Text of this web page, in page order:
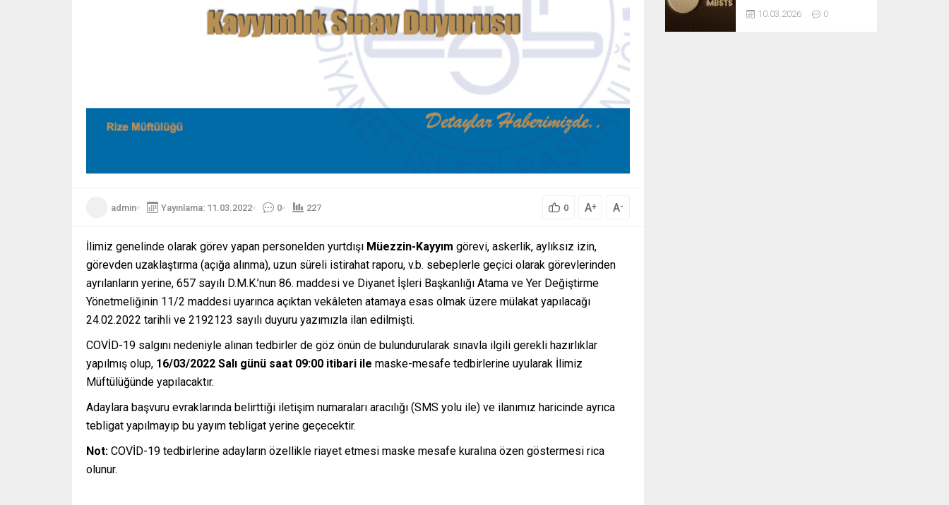
admin Yayınlama: 11.03.2022 0 227 0 A+ A-
İlimiz genelinde olarak görev yapan personelden yurtdışı Müezzin-Kayyım görevi, askerlik, aylıksız izin,
görevden uzaklaştırma (açığa alınma), uzun süreli istirahat raporu, v.b. sebeplerle geçici olarak görevlerinden
ayrılanların yerine, 657 sayılı D.M.K.’nun 86. maddesi ve Diyanet İşleri Başkanlığı Atama ve Yer Değiştirme
Yönetmeliğinin 11/2 maddesi uyarınca açıktan vekâleten atamaya esas olmak üzere mülakat yapılacağı
24.02.2022 tarihli ve 2192123 sayılı duyuru yazımızla ilan edilmişti.
COVİD-19 salgını nedeniyle alınan tedbirler de göz önün de bulundurularak sınavla ilgili gerekli hazırlıklar
yapılmış olup, 16/03/2022 Salı günü saat 09:00 itibari ile maske-mesafe tedbirlerine uyularak İlimiz
Müftülüğünde yapılacaktır.
Adaylara başvuru evraklarında belirttiği iletişim numaraları aracılığı (SMS yolu ile) ve ilanımız haricinde ayrıca
tebligat yapılmayıp bu yayım tebligat yerine geçecektir.
Not: COVİD-19 tedbirlerine adayların özellikle riayet etmesi maske mesafe kuralına özen göstermesi rica
olunur.
Çözüm Kampı
10.03.2026 0